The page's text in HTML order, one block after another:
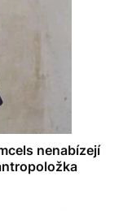
nenabízejí